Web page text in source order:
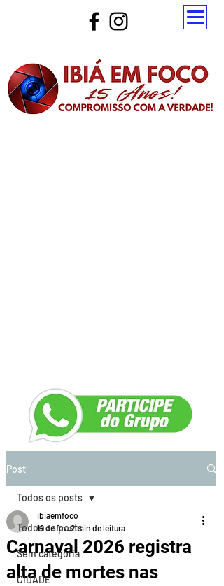
Post
Todos os posts
Sem categoria
CIDADE
Todos os posts
Carnaval 2026 registra
alta de mortes nas
ibiaemfoco
19 de fev.2 min de leitura